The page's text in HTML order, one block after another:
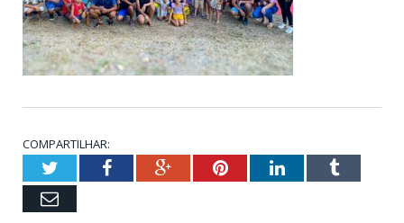
COMPARTILHAR:
TwitterFacebookGoogle+PinterestLinkedInTumblr
Email